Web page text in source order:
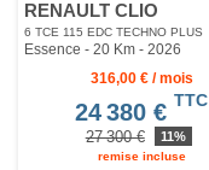
RENAULT CLIO
6 TCE 115 EDC TECHNO PLUS
Essence - 20 Km - 2026
316,00 € / mois
24 380 € TTC
27 300 € 11%
remise incluse